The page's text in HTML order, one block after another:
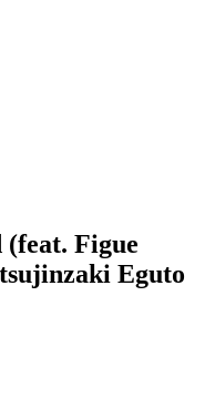
Figue
Eguto